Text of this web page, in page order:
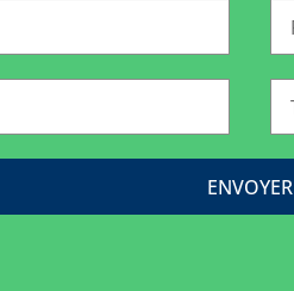
ENVOYER